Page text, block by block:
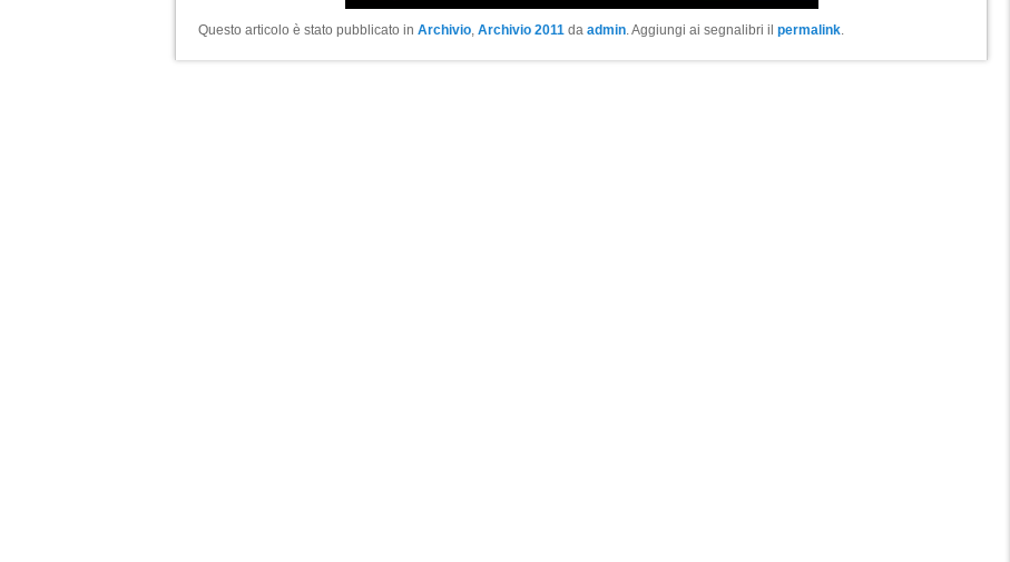
Questo articolo è stato pubblicato in Archivio, Archivio 2011 da admin. Aggiungi ai segnalibri il permalink.